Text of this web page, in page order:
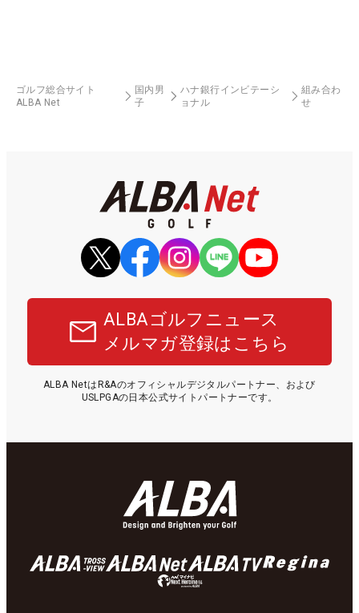
ゴルフ総合サイト
ALBA Net
国内男
子
ハナ銀行インビテーシ
ョナル
組み合わ
せ
ALBAゴルフニュース
メルマガ登録はこちら
ALBA NetはR&Aのオフィシャルデジタルパートナー、および
USLPGAの日本公式サイトパートナーです。